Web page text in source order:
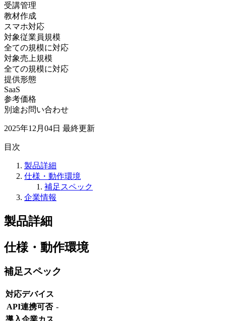
受講管理
教材作成
スマホ対応
対象従業員規模
全ての規模に対応
対象売上規模
全ての規模に対応
提供形態
SaaS
参考価格
別途お問い合わせ
2025年12月04日 最終更新
目次
製品詳細
仕様・動作環境
補足スペック
企業情報
製品詳細
仕様・動作環境
補足スペック
対応デバイス
API連携可否 -